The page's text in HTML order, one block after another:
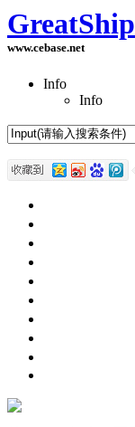
GreatShip
www.cebase.net
Info
Info